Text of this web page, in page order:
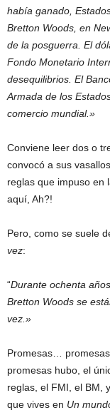
había ganado,
Bretton Woods, en
de la posguerra. El
Fondo Monetario
desequilibrios. El
Armada de los
comercio mundial.»
Conviene leer dos o
convocó a sus
reglas que impuso en
aquí, Ah?!
Pero, como se suele
vez:
“Durante ochenta
Bretton Woods se
vez.»
Promesas…
promesas hubo, el
reglas, el FMI, el BM,
que vives en Un